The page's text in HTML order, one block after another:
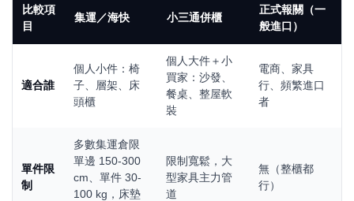
比較項
目
集運／海快 小三通併櫃
正式報關（一
般進口）
適合誰
個人小件：椅
子、層架、床
頭櫃
個人大件＋小
買家：沙發、
餐桌、整屋軟
裝
電商、家具
行、頻繁進口
者
單件限
制
多數集運倉限
單邊 150-300
cm、單件 30-
100 kg，床墊
限制寬鬆，大
型家具主力管
道
無（整櫃都
行）